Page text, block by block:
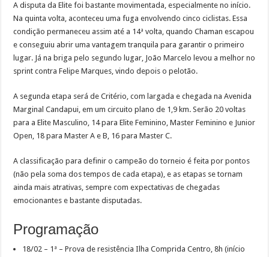
A disputa da Elite foi bastante movimentada, especialmente no início.
Na quinta volta, aconteceu uma fuga envolvendo cinco ciclistas. Essa
condição permaneceu assim até a 14ª volta, quando Chaman escapou
e conseguiu abrir uma vantagem tranquila para garantir o primeiro
lugar. Já na briga pelo segundo lugar, João Marcelo levou a melhor no
sprint contra Felipe Marques, vindo depois o pelotão.
A segunda etapa será de Critério, com largada e chegada na Avenida
Marginal Candapui, em um circuito plano de 1,9 km. Serão 20 voltas
para a Elite Masculino, 14 para Elite Feminino, Master Feminino e Junior
Open, 18 para Master A e B, 16 para Master C.
A classificação para definir o campeão do torneio é feita por pontos
(não pela soma dos tempos de cada etapa), e as etapas se tornam
ainda mais atrativas, sempre com expectativas de chegadas
emocionantes e bastante disputadas.
Programação
18/02 – 1ª – Prova de resistência Ilha Comprida Centro, 8h (início